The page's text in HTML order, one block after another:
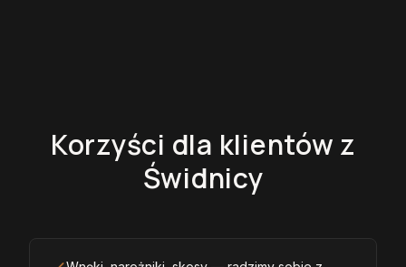
Korzyści dla klientów z
Świdnicy